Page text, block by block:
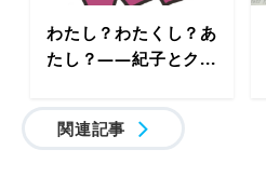
わたし？わたくし？あ
たし？――紀子とク...
関連記事